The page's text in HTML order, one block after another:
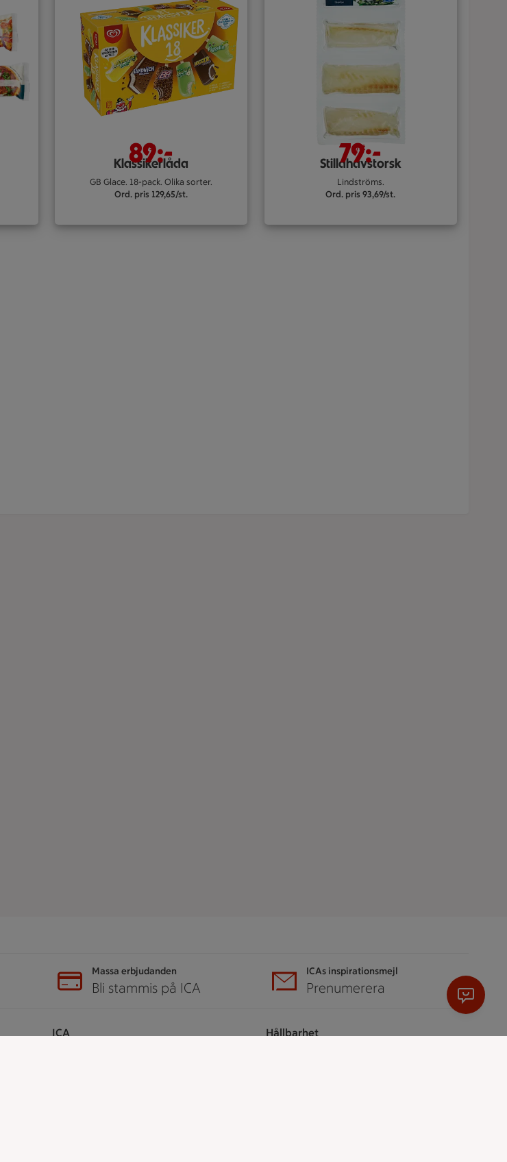
89:-
/st
Klassikerlåda
GB Glace. 18-pack. Olika sorter.
Ord. pris 129,65/st.
79:-
/st
Stillahavstorsk
Lindströms.
Ord. pris 93,69/st.
Massa erbjudanden
Bli stammis på ICA
ICAs inspirationsmejl
Prenumerera
ICA Hållbarhet